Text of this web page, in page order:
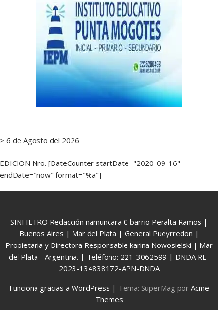
> 6 de Agosto del 2026
EDICION Nro. [DateCounter startDate="2020-09-16"
endDate="now" format="%a"]
SINFILTRO Redacción namuncara 0 barrio Peralta Ramos |
Buenos Aires | Mar del Plata | General Pueyrredon |
Propietaria y Directora Responsable karina Nowosielski | Mar
del Plata - Argentina. | Teléfono: 221-3062599 | DNDA RE-
2023-134838172-APN-DNDA
Funciona gracias a WordPress | Tema: SuperMag por Acme
Themes